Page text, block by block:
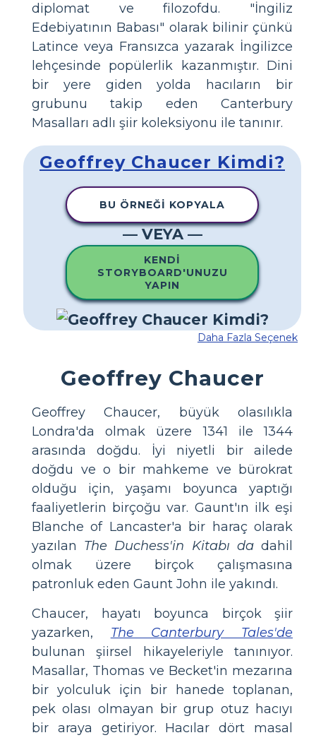
diplomat ve filozofdu. "İngiliz
Edebiyatının Babası" olarak bilinir çünkü
Latince veya Fransızca yazarak İngilizce
lehçesinde popülerlik kazanmıştır. Dini
bir yere giden yolda hacıların bir
grubunu takip eden Canterbury
Masalları adlı şiir koleksiyonu ile tanınır.
Geoffrey Chaucer Kimdi?
BU ÖRNEĞI KOPYALA
— VEYA —
KENDI
STORYBOARD'UNUZU
YAPIN
Daha Fazla Seçenek
Geoffrey Chaucer
Geoffrey Chaucer, büyük olasılıkla
Londra'da olmak üzere 1341 ile 1344
arasında doğdu. İyi niyetli bir ailede
doğdu ve o bir mahkeme ve bürokrat
olduğu için, yaşamı boyunca yaptığı
faaliyetlerin birçoğu var. Gaunt'ın ilk eşi
Blanche of Lancaster'a bir haraç olarak
yazılan The Duchess'in Kitabı dadahil
olmak üzere birçok çalışmasına
patronluk eden Gaunt John ile yakındı.
Chaucer, hayatı boyunca birçok şiir
yazarken, The Canterbury Tales'de
bulunan şiirsel hikayeleriyle tanınıyor.
Masallar, Thomas ve Becket'in mezarına
bir yolculuk için bir hanede toplanan,
pek olası olmayan bir grup otuz hacıyı
bir araya getiriyor. Hacılar dört masal